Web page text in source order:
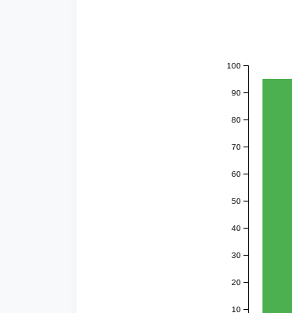
10
20
30
40
50
60
70
80
90
100